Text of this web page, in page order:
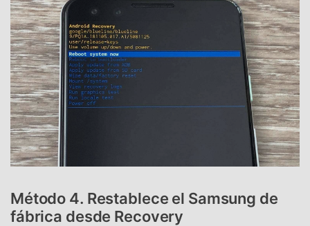
Método 4. Restablece el Samsung de
fábrica desde Recovery